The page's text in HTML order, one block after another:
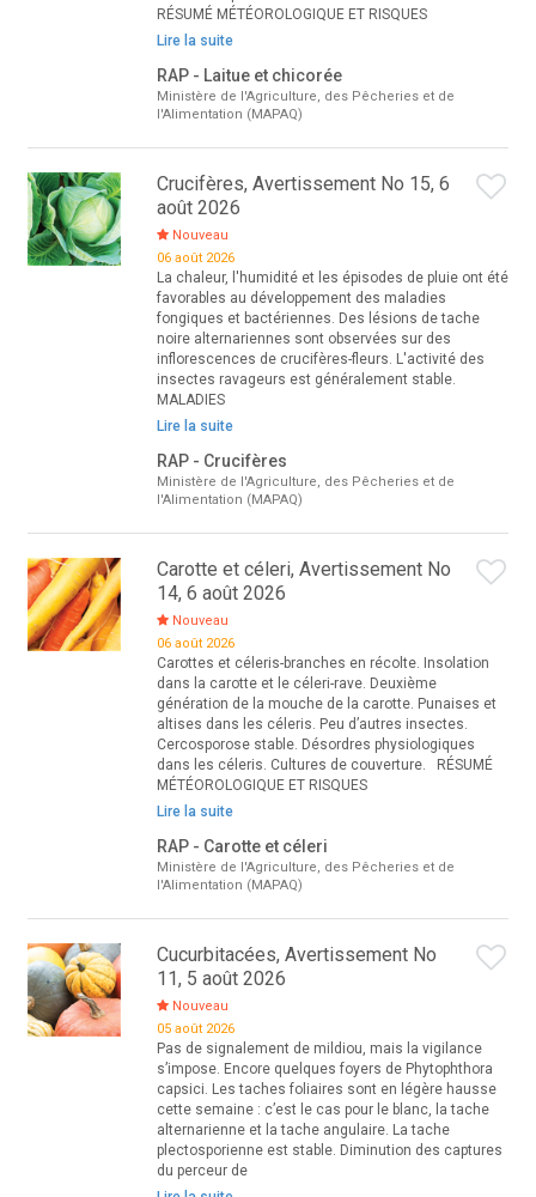
RÉSUMÉ MÉTÉOROLOGIQUE ET RISQUES
Lire la suite
RAP - Laitue et chicorée
Ministère de l'Agriculture, des Pêcheries et de
l'Alimentation (MAPAQ)
Crucifères, Avertissement No 15, 6
août 2026
Nouveau
06 août 2026
La chaleur, l'humidité et les épisodes de pluie ont été
favorables au développement des maladies
fongiques et bactériennes. Des lésions de tache
noire alternariennes sont observées sur des
inflorescences de crucifères-fleurs. L'activité des
insectes ravageurs est généralement stable.
MALADIES
Lire la suite
RAP - Crucifères
Ministère de l'Agriculture, des Pêcheries et de
l'Alimentation (MAPAQ)
Carotte et céleri, Avertissement No
14, 6 août 2026
Nouveau
06 août 2026
Carottes et céleris-branches en récolte. Insolation
dans la carotte et le céleri-rave. Deuxième
génération de la mouche de la carotte. Punaises et
altises dans les céleris. Peu d’autres insectes.
Cercosporose stable. Désordres physiologiques
dans les céleris. Cultures de couverture. RÉSUMÉ
MÉTÉOROLOGIQUE ET RISQUES
Lire la suite
RAP - Carotte et céleri
Ministère de l'Agriculture, des Pêcheries et de
l'Alimentation (MAPAQ)
Cucurbitacées, Avertissement No
11, 5 août 2026
Nouveau
05 août 2026
Pas de signalement de mildiou, mais la vigilance
s’impose. Encore quelques foyers de Phytophthora
capsici. Les taches foliaires sont en légère hausse
cette semaine : c’est le cas pour le blanc, la tache
alternarienne et la tache angulaire. La tache
plectosporienne est stable. Diminution des captures
du perceur de